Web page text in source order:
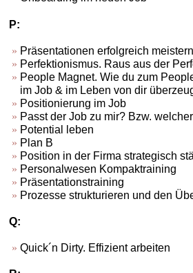
P:
Präsentationen erfolgreich meistern
Perfektionismus. Raus aus der
People Magnet. Wie du zum
im Job & im Leben von dir
Positionierung im Job
Passt der Job zu mir? Bzw.
Potential leben
Plan B
Position in der Firma strategisch
Personalwesen Kompaktraining
Präsentationstraining
Prozesse strukturieren und den
Q:
Quick´n Dirty. Effizient arbeiten